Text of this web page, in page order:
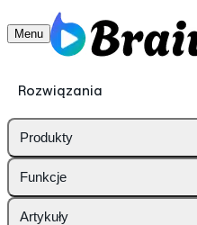
Menu
Rozwiązania
Produkty
Funkcje
Artykuły